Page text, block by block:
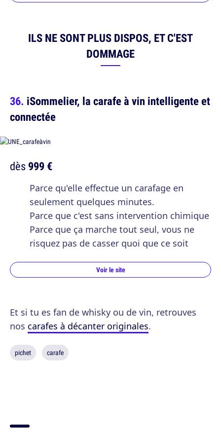
ILS NE SONT PLUS DISPOS, ET C'EST
DOMMAGE
iSommelier, la carafe à vin intelligente et
connectée
dès999 €
Parce qu'elle effectue un carafage en
seulement quelques minutes.
Parce que c'est sans intervention chimique
Parce que ça marche tout seul, vous ne
risquez pas de casser quoi que ce soit
Voir le site
Et si tu es fan de whisky ou de vin, retrouves
nos carafes à décanter originales.
pichet carafe